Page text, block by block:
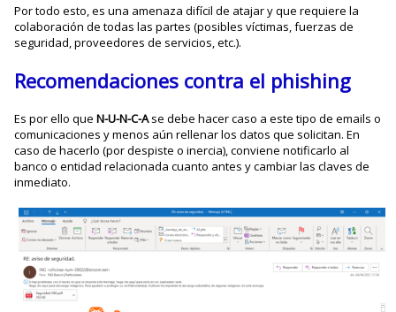
Por todo esto, es una amenaza difícil de atajar y que requiere la
colaboración de todas las partes (posibles víctimas, fuerzas de
seguridad, proveedores de servicios, etc.).
Recomendaciones contra el phishing
Es por ello queN-U-N-C-Ase debe hacer caso a este tipo de emails o
comunicaciones y menos aún rellenar los datos que solicitan. En
caso de hacerlo (por despiste o inercia), conviene notificarlo al
banco o entidad relacionada cuanto antes y cambiar las claves de
inmediato.